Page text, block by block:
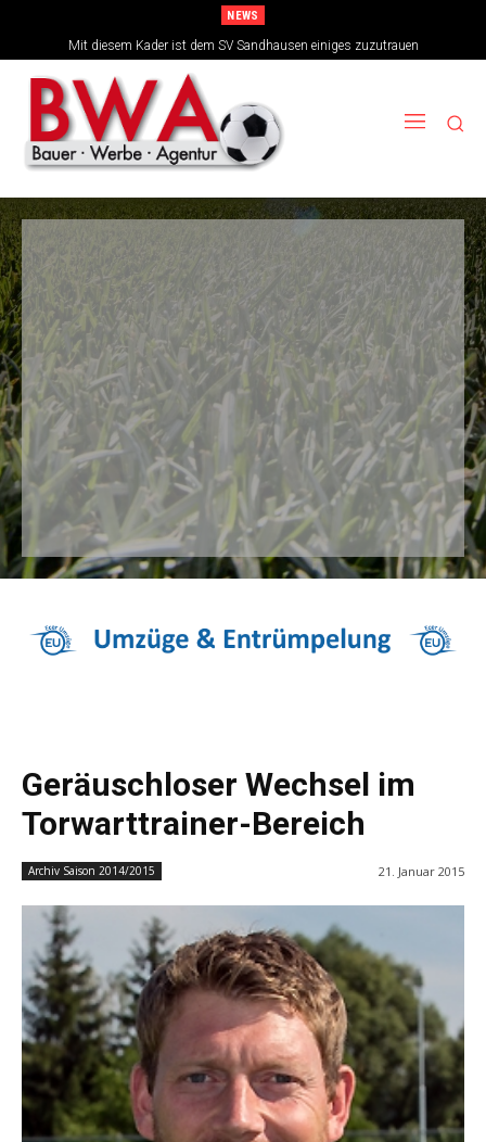
NEWS
Mit diesem Kader ist dem SV Sandhausen einiges zuzutrauen
TSG-Erfolgsarchitekten sehen sich für den Tanz auf drei Hochzeiten gut
aufgestellt
Geräuschloser Wechsel im
Torwarttrainer-Bereich
Archiv Saison 2014/2015 21. Januar 2015